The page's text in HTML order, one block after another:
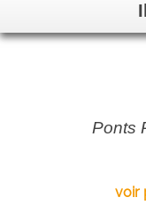
Ponts
voir